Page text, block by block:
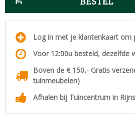
Log in met je klantenkaart om
Voor 12:00u besteld, dezelfde
Boven de € 150,- Gratis
tuinmeubelen)
Afhalen bij Tuincentrum in